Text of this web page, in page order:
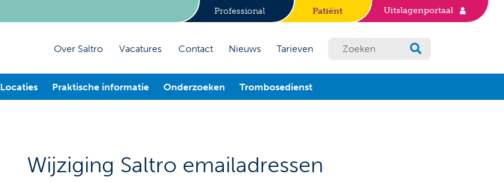
Professional Patiënt Uitslagenportaal
Over Saltro Vacatures Contact Nieuws Tarieven
Locaties Praktische informatie Onderzoeken Trombosedienst
Wijziging Saltro emailadressen